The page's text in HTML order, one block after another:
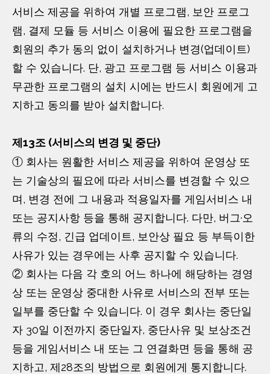
서비스 제공을 위하여 개별 프로그램, 보안 프로그
램, 결제 모듈 등 서비스 이용에 필요한 프로그램을
회원의 추가 동의 없이 설치하거나 변경(업데이트)
할 수 있습니다. 단, 광고 프로그램 등 서비스 이용과
무관한 프로그램의 설치 시에는 반드시 회원에게 고
지하고 동의를 받아 설치합니다.
제13조 (서비스의 변경 및 중단)
① 회사는 원활한 서비스 제공을 위하여 운영상 또
는 기술상의 필요에 따라 서비스를 변경할 수 있으
며, 변경 전에 그 내용과 적용일자를 게임서비스 내
또는 공지사항 등을 통해 공지합니다. 다만, 버그·오
류의 수정, 긴급 업데이트, 보안상 필요 등 부득이한
사유가 있는 경우에는 사후 공지할 수 있습니다.
② 회사는 다음 각 호의 어느 하나에 해당하는 경영
상 또는 운영상 중대한 사유로 서비스의 전부 또는
일부를 중단할 수 있습니다. 이 경우 회사는 중단일
자 30일 이전까지 중단일자, 중단사유 및 보상조건
등을 게임서비스 내 또는 그 연결화면 등을 통해 공
지하고, 제28조의 방법으로 회원에게 통지합니다.